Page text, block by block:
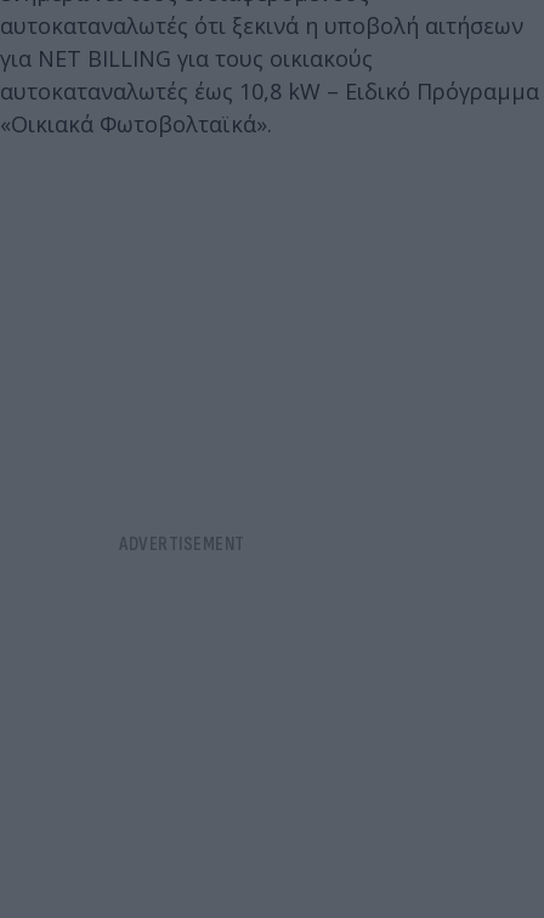
αυτοκαταναλωτές ότι ξεκινά η υποβολή αιτήσεων
για NET BILLING για τους οικιακούς
αυτοκαταναλωτές έως 10,8 kW – Ειδικό Πρόγραμμα
«Οικιακά Φωτοβολταϊκά».